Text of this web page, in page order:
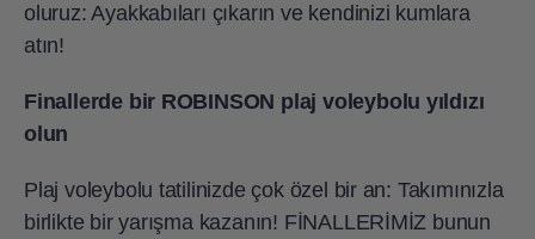
oluruz: Ayakkabıları çıkarın ve kendinizi kumlara
atın!
Finallerde bir ROBINSON plaj voleybolu yıldızı
olun
Plaj voleybolu tatilinizde çok özel bir an: Takımınızla
birlikte bir yarışma kazanın! FİNALLERİMİZ bunun